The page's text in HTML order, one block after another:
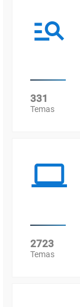
331
Temas
2723
Temas